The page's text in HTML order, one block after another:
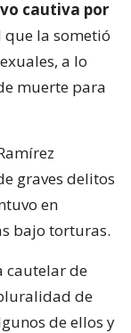
cautiva por
que la sometió
a lo
muerte para
graves delitos
en
bajo torturas.
cautelar de
de
de ellos y